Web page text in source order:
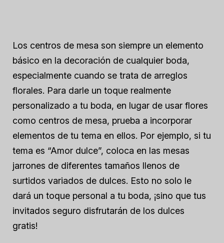
Los centros de mesa son siempre un elemento
básico en la decoración de cualquier boda,
especialmente cuando se trata de arreglos
florales. Para darle un toque realmente
personalizado a tu boda, en lugar de usar flores
como centros de mesa, prueba a incorporar
elementos de tu tema en ellos. Por ejemplo, si tu
tema es “Amor dulce”, coloca en las mesas
jarrones de diferentes tamaños llenos de
surtidos variados de dulces. Esto no solo le
dará un toque personal a tu boda, ¡sino que tus
invitados seguro disfrutarán de los dulces
gratis!